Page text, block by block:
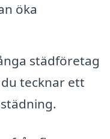
öka
städföretag
tecknar ett